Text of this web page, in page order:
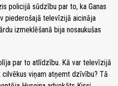
policijā sūdzību par to, ka Ganas
piederošajā televīzijā aicināja
izmeklēšanā bija nosaukušas
par to atlīdzību. Kā var televīzijā
viņam atņemt dzīvību? Tā